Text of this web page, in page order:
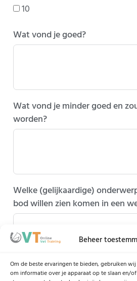
Beheer
Om de beste ervaringen te bieden, gebruiken
om informatie over je apparaat op te slaan en/
10
Wat vond je goed?
Wat vond je minder goed en
worden?
Welke (gelijkaardige)
bod willen zien komen in een
We zouden het heel leuk